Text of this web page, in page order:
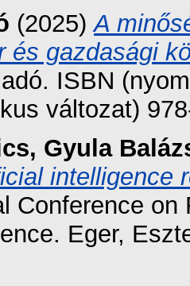
(2025)A
és gazdasági
ISBN
változat)
Gyula
intelligence
Conference
Eger,